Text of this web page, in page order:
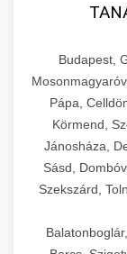
Budapest,
Pápa,
Körmend,
Jánosháza,
Sásd,
Szekszárd,